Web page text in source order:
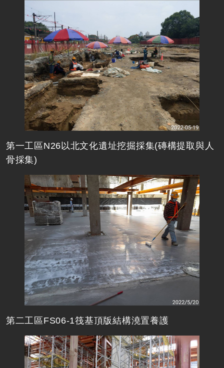
第一工區N26以北文化遺址挖掘採集(磚構提取與人
骨採集)
第二工區FS06-1筏基頂版結構澆置養護